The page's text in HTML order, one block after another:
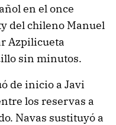
en el once
del chileno Manuel
Azpilicueta
sin minutos.
de inicio a Javi
los reservas a
Navas sustituyó a